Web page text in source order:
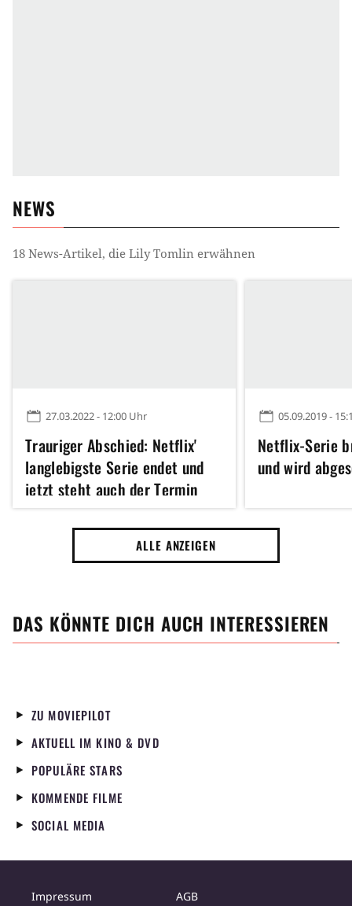
NEWS
18 News-Artikel, die Lily Tomlin erwähnen
27.03.2022 - 12:00 Uhr
Trauriger Abschied: Netflix'
langlebigste Serie endet und
jetzt steht auch der Termin
fest
05.09.2019 -
Netflix-Serie
und wird
ALLE ANZEIGEN
DAS KÖNNTE DICH AUCH INTERESSIEREN
ZU MOVIEPILOT
AKTUELL IM KINO & DVD
POPULÄRE STARS
KOMMENDE FILME
SOCIAL MEDIA
Impressum AGB